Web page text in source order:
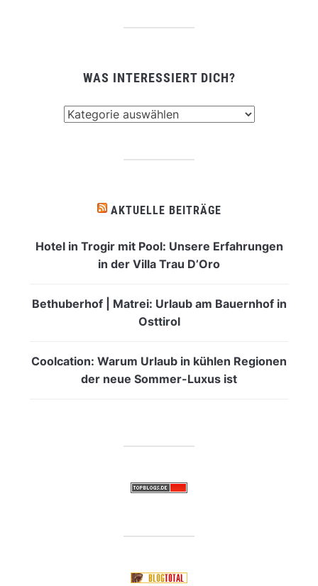
WAS INTERESSIERT DICH?
AKTUELLE BEITRÄGE
Hotel in Trogir mit Pool: Unsere Erfahrungen
in der Villa Trau D’Oro
Bethuberhof | Matrei: Urlaub am Bauernhof in
Osttirol
Coolcation: Warum Urlaub in kühlen Regionen
der neue Sommer-Luxus ist